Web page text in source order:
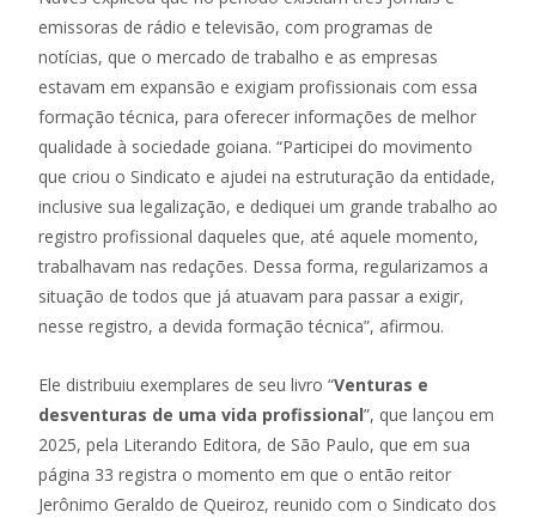
emissoras de rádio e televisão, com programas de
notícias, que o mercado de trabalho e as empresas
estavam em expansão e exigiam profissionais com essa
formação técnica, para oferecer informações de melhor
qualidade à sociedade goiana. “Participei do movimento
que criou o Sindicato e ajudei na estruturação da entidade,
inclusive sua legalização, e dediquei um grande trabalho ao
registro profissional daqueles que, até aquele momento,
trabalhavam nas redações. Dessa forma, regularizamos a
situação de todos que já atuavam para passar a exigir,
nesse registro, a devida formação técnica”, afirmou.
Ele distribuiu exemplares de seu livro “Venturas e
desventuras de uma vida profissional”, que lançou em
2025, pela Literando Editora, de São Paulo, que em sua
página 33 registra o momento em que o então reitor
Jerônimo Geraldo de Queiroz, reunido com o Sindicato dos